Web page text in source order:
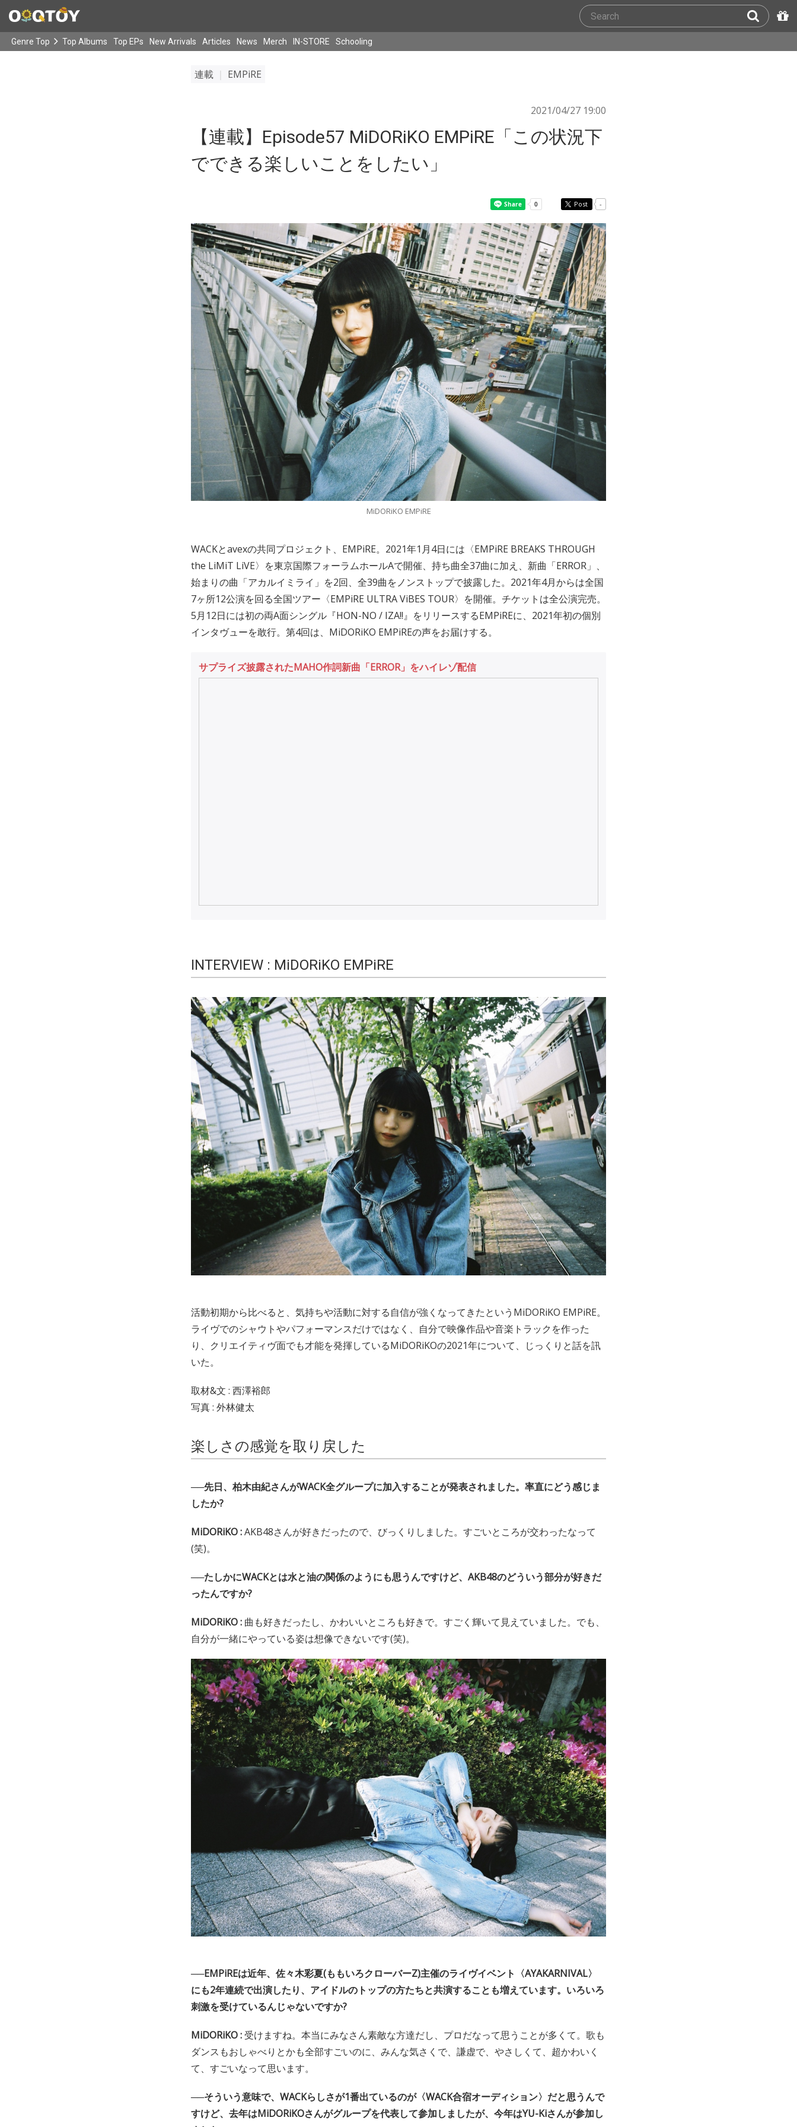
Genre Top Top Albums Top EPs New Arrivals Articles News Merch IN-STORE Schooling
連載 EMPiRE
2021/04/27 19:00
【連載】Episode57 MiDORiKO EMPiRE「この状況下
でできる楽しいことをしたい」
Post -
MiDORiKO EMPiRE
WACKとavexの共同プロジェクト、EMPiRE。2021年1月4日には〈EMPiRE BREAKS THROUGH
the LiMiT LiVE〉を東京国際フォーラムホールAで開催、持ち曲全37曲に加え、新曲「ERROR」、
始まりの曲「アカルイミライ」を2回、全39曲をノンストップで披露した。2021年4月からは全国
7ヶ所12公演を回る全国ツアー〈EMPiRE ULTRA ViBES TOUR〉を開催。チケットは全公演完売。
5月12日には初の両A面シングル『HON-NO / IZA!!』をリリースするEMPiREに、2021年初の個別
インタヴューを敢行。第4回は、MiDORiKO EMPiREの声をお届けする。
サプライズ披露されたMAHO作詞新曲「ERROR」をハイレゾ配信
INTERVIEW : MiDORiKO EMPiRE
活動初期から比べると、気持ちや活動に対する自信が強くなってきたというMiDORiKO EMPiRE。
ライヴでのシャウトやパフォーマンスだけではなく、自分で映像作品や音楽トラックを作った
り、クリエイティヴ面でも才能を発揮しているMiDORiKOの2021年について、じっくりと話を訊
いた。
取材&文 : 西澤裕郎
写真 : 外林健太
楽しさの感覚を取り戻した
──先日、柏木由紀さんがWACK全グループに加入することが発表されました。率直にどう感じま
したか?
MiDORiKO :AKB48さんが好きだったので、びっくりしました。すごいところが交わったなって
(笑)。
──たしかにWACKとは水と油の関係のようにも思うんですけど、AKB48のどういう部分が好きだ
ったんですか?
MiDORiKO : 曲も好きだったし、かわいいところも好きで。すごく輝いて見えていました。でも、
自分が一緒にやっている姿は想像できないです(笑)。
──EMPiREは近年、佐々木彩夏(ももいろクローバーZ)主催のライヴイベント〈AYAKARNIVAL〉
にも2年連続で出演したり、アイドルのトップの方たちと共演することも増えています。いろいろ
刺激を受けているんじゃないですか?
MiDORiKO : 受けますね。本当にみなさん素敵な方達だし、プロだなって思うことが多くて。歌も
ダンスもおしゃべりとかも全部すごいのに、みんな気さくで、謙虚で、やさしくて、超かわいく
て、すごいなって思います。
──そういう意味で、WACKらしさが1番出ているのが〈WACK合宿オーディション〉だと思うんで
すけど、去年はMiDORiKOさんがグループを代表して参加しましたが、今年はYU-Kiさんが参加し